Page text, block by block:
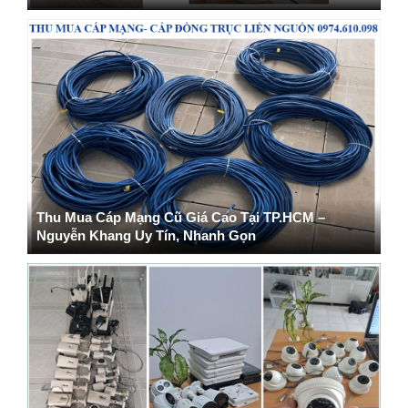
Thu Mua Cáp Mạng Cũ Giá Cao Tại TP.HCM –
Nguyễn Khang Uy Tín, Nhanh Gọn